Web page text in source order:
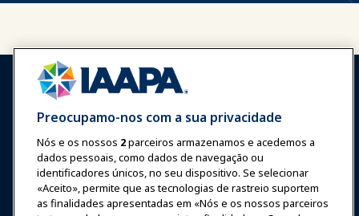
Entrar Junte-se Agora
Prêmios Carreiras
Contato
Expos e Eventos
Preocupamo-nos com a sua privacidade
Nós e os nossos 2parceiros armazenamos e acedemos a
dados pessoais, como dados de navegação ou
identificadores únicos, no seu dispositivo. Se selecionar
«Aceito», permite que as tecnologias de rastreio suportem
as finalidades apresentadas em «Nós e os nossos parceiros